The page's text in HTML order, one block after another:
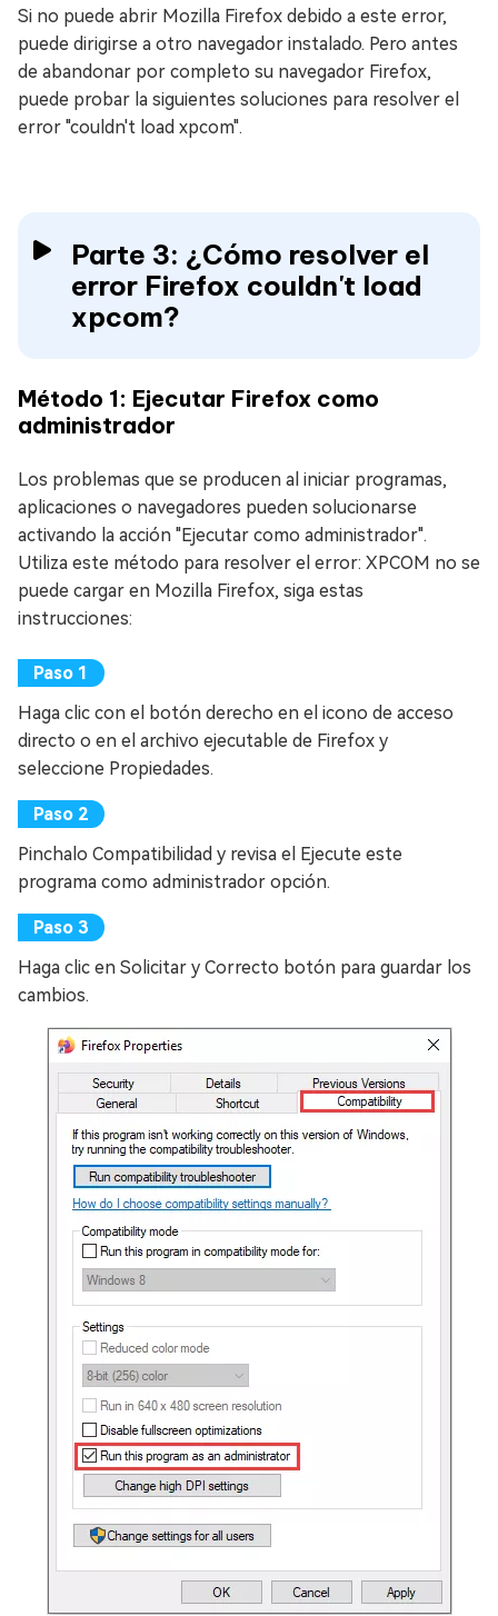
Si no puede abrir Mozilla Firefox debido a este error,
puede dirigirse a otro navegador instalado. Pero antes
de abandonar por completo su navegador Firefox,
puede probar la siguientes soluciones para resolver el
error "couldn't load xpcom".
Parte 3: ¿Cómo resolver el
error Firefox couldn't load
xpcom?
Método 1: Ejecutar Firefox como
administrador
Los problemas que se producen al iniciar programas,
aplicaciones o navegadores pueden solucionarse
activando la acción "Ejecutar como administrador".
Utiliza este método para resolver el error: XPCOM no se
puede cargar en Mozilla Firefox, siga estas
instrucciones:
Haga clic con el botón derecho en el icono de acceso
directo o en el archivo ejecutable de Firefox y
seleccione Propiedades.
Pinchalo Compatibilidad y revisa el Ejecute este
programa como administrador opción.
Haga clic en Solicitar y Correcto botón para guardar los
cambios.